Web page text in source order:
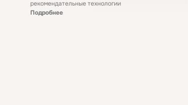
рекомендательные технологии
Подробнее